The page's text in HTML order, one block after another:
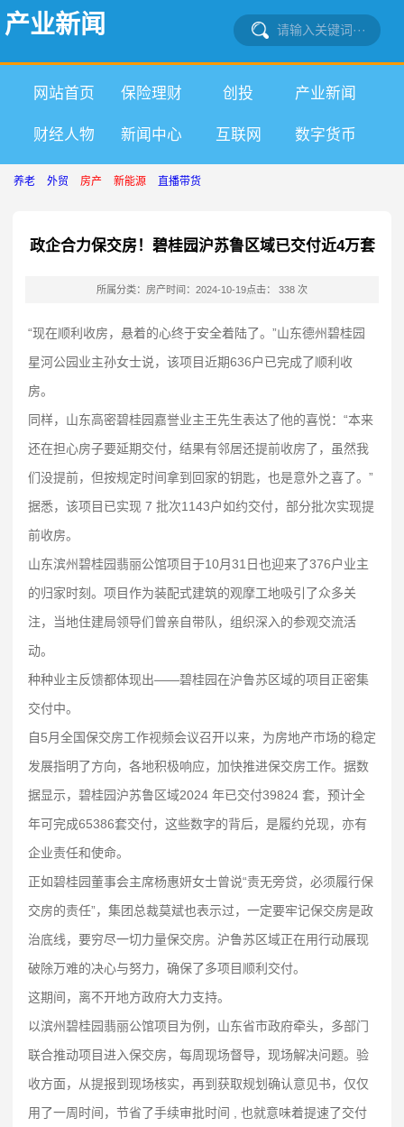
产业新闻
网站首页 保险理财 创投 产业新闻
财经人物 新闻中心 互联网 数字货币
养老 外贸 房产 新能源 直播带货
政企合力保交房！碧桂园沪苏鲁区域已交付近4万套
所属分类：房产时间：2024-10-19点击： 338 次
“现在顺利收房，悬着的心终于安全着陆了。”山东德州碧桂园
星河公园业主孙女士说，该项目近期636户已完成了顺利收
房。
同样，山东高密碧桂园嘉誉业主王先生表达了他的喜悦：“本来
还在担心房子要延期交付，结果有邻居还提前收房了，虽然我
们没提前，但按规定时间拿到回家的钥匙，也是意外之喜了。”
据悉，该项目已实现 7 批次1143户如约交付，部分批次实现提
前收房。
山东滨州碧桂园翡丽公馆项目于10月31日也迎来了376户业主
的归家时刻。项目作为装配式建筑的观摩工地吸引了众多关
注，当地住建局领导们曾亲自带队，组织深入的参观交流活
动。
种种业主反馈都体现出——碧桂园在沪鲁苏区域的项目正密集
交付中。
自5月全国保交房工作视频会议召开以来，为房地产市场的稳定
发展指明了方向，各地积极响应，加快推进保交房工作。据数
据显示，碧桂园沪苏鲁区域2024 年已交付39824 套，预计全
年可完成65386套交付，这些数字的背后，是履约兑现，亦有
企业责任和使命。
正如碧桂园董事会主席杨惠妍女士曾说“责无旁贷，必须履行保
交房的责任”，集团总裁莫斌也表示过，一定要牢记保交房是政
治底线，要穷尽一切力量保交房。沪鲁苏区域正在用行动展现
破除万难的决心与努力，确保了多项目顺利交付。
这期间，离不开地方政府大力支持。
以滨州碧桂园翡丽公馆项目为例，山东省市政府牵头，多部门
联合推动项目进入保交房，每周现场督导，现场解决问题。验
收方面，从提报到现场核实，再到获取规划确认意见书，仅仅
用了一周时间，节省了手续审批时间 , 也就意味着提速了交付